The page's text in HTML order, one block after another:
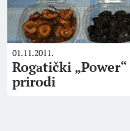
01.11.2011.
Rogаtički
prirodi